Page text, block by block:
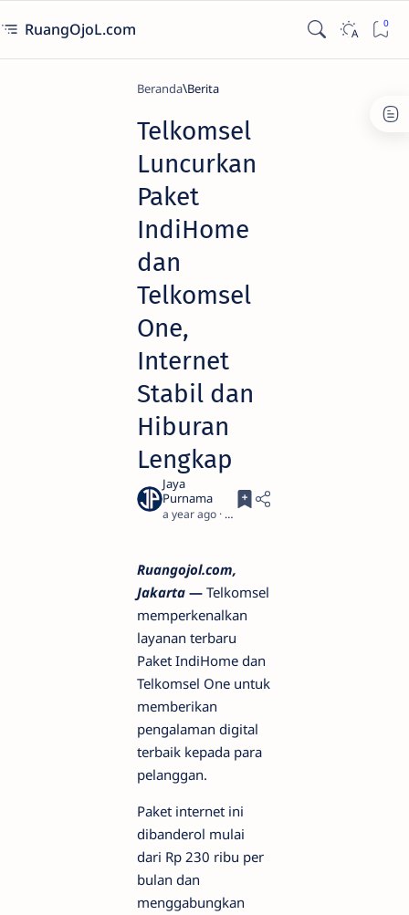
RuangOjoL.com
Beranda Berita
Telkomsel
Luncurkan
Paket
IndiHome
dan
Telkomsel
One,
Internet
Stabil dan
Hiburan
Lengkap
a year ago 2
Ruangojol.com,
Jakarta — Telkomsel
memperkenalkan
layanan terbaru
Paket IndiHome dan
Telkomsel One untuk
memberikan
pengalaman digital
terbaik kepada para
pelanggan.
Paket internet ini
dibanderol mulai
dari Rp 230 ribu per
bulan dan
menggabungkan